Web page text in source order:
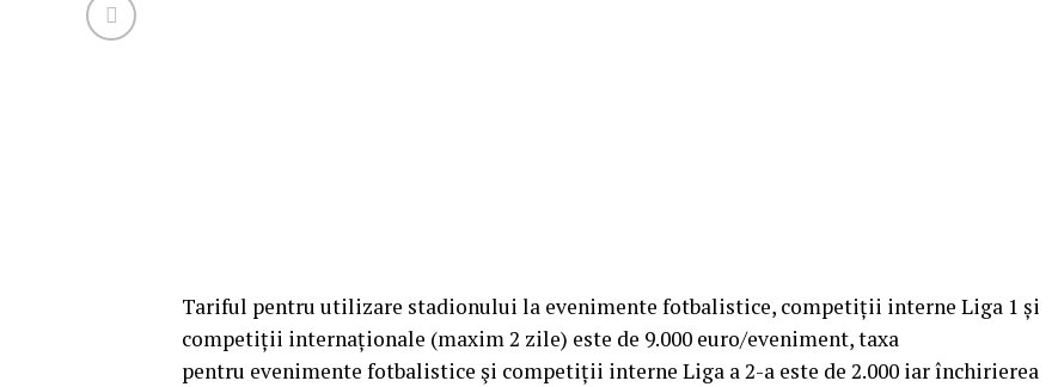
Tariful pentru utilizare stadionului la evenimente fotbalistice, competiții interne Liga 1 și
competiții internaționale (maxim 2 zile) este de 9.000 euro/eveniment, taxa
pentru evenimente fotbalistice şi competiții interne Liga a 2-a este de 2.000 iar închirierea